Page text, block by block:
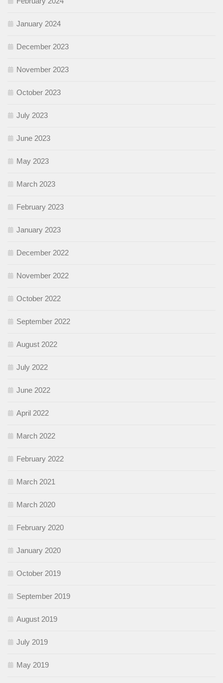
January 2024
December 2023
November 2023
October 2023
July 2023
June 2023
May 2023
March 2023
February 2023
January 2023
December 2022
November 2022
October 2022
September 2022
August 2022
July 2022
June 2022
April 2022
March 2022
February 2022
March 2021
March 2020
February 2020
January 2020
October 2019
September 2019
August 2019
July 2019
May 2019